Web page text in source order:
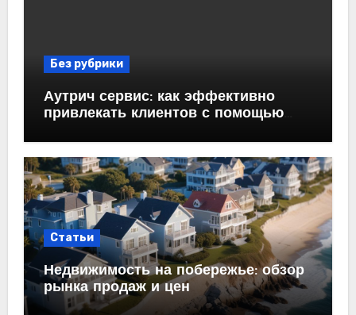
Без рубрики
Аутрич сервис: как эффективно
привлекать клиентов с помощью
Статьи
Недвижимость на побережье: обзор
рынка продаж и цен